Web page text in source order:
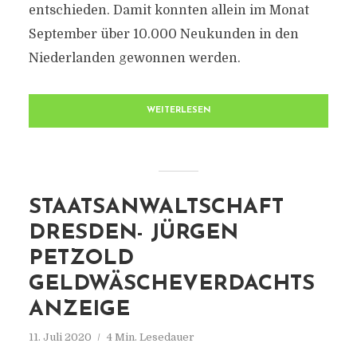
entschieden. Damit konnten allein im Monat
September über 10.000 Neukunden in den
Niederlanden gewonnen werden.
WEITERLESEN
STAATSANWALTSCHAFT
DRESDEN- JÜRGEN
PETZOLD
GELDWÄSCHEVERDACHTS
ANZEIGE
11. Juli 2020 4 Min. Lesedauer